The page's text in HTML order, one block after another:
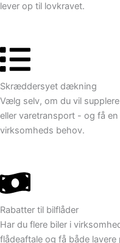
lever op til lovkravet.
Skræddersyet dækning
Vælg selv, om du vil
eller varetransport - og få
virksomheds behov.
Rabatter til bilflåder
Har du flere biler i
flådeaftale og få både